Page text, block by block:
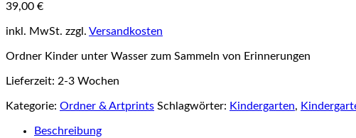
39,00 €
inkl. MwSt. zzgl. Versandkosten
Ordner Kinder unter Wasser zum Sammeln von Erinnerungen
Lieferzeit: 2-3 Wochen
Kategorie: Ordner & Artprints Schlagwörter: Kindergarten,
Beschreibung